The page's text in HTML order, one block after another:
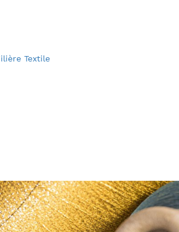
Textile